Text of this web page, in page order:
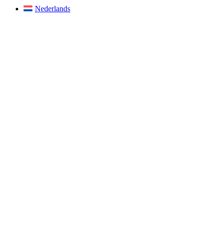
Nederlands